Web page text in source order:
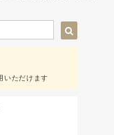
いただけます